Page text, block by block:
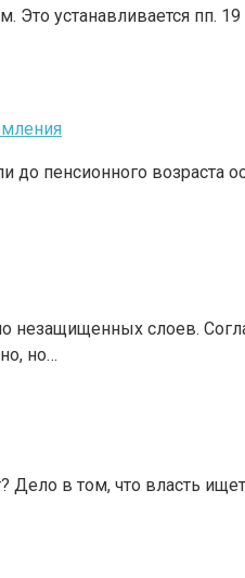
устанавливается пп. 19
пенсионного возраста
слоев.
но…
Дело в том, что власть